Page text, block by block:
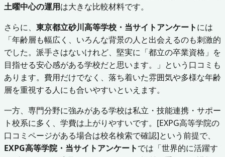
土曜中心の運用は大きな比較材料です。
さらに、 東京都立砂川高等学校・当サイトアンケートには
「年齢層も幅広く、いろんな背景の人と出会えるのも刺激的
でした。派手さはないけれど、堅実に「都立の卒業資格」を
目指せる安心感がある学校だと思います。」という口コミも
あります。費用だけでなく、落ち着いた雰囲気や多様な年齢
層を重視する人にも合いやすいといえます。
一方、専門分野に強みがある学校は私立・技能連携・サポー
ト校系に多く、学費は上がりやすいです。[EXPG高等学院の
口コミページがある場合は校名検索で確認]という前提で、
EXPG高等学院・当サイトアンケートでは「世界的に活躍す